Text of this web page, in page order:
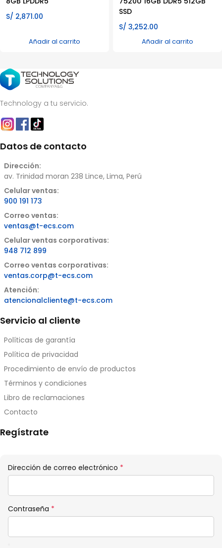
S/ 2,871.00
Añadir al carrito
SSD
S/ 3,252.00
Añadir al carrito
Technology a tu servicio.
Datos de contacto
Dirección:
av. Trinidad moran 238 Lince, Lima, Perú
Celular ventas:
900 191 173
Correo ventas:
ventas@t-ecs.com
Celular ventas corporativas:
948 712 899
Correo ventas corporativas:
ventas.corp@t-ecs.com
Atención:
atencionalcliente@t-ecs.com
Servicio al cliente
Políticas de garantía
Política de privacidad
Procedimiento de envío de productos
Términos y condiciones
Libro de reclamaciones
Contacto
Regístrate
Dirección de correo electrónico *
Contraseña *